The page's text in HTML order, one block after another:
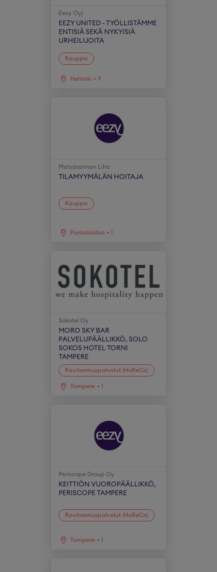
Eezy Oyj
EEZY UNITED - TYÖLLISTÄMME
ENTISIÄ SEKÄ NYKYISIÄ
URHEILIJOITA
Kauppa
Helsinki + 9
Metsärannan Liha
TILAMYYMÄLÄN HOITAJA
Kauppa
Punkalaidun + 1
Sokotel Oy
MORO SKY BAR
PALVELUPÄÄLLIKKÖ, SOLO
SOKOS HOTEL TORNI
TAMPERE
Ravitsemuspalvelut (HoReCa)
Tampere + 1
Periscope Group Oy
KEITTIÖN VUOROPÄÄLLIKKÖ,
PERISCOPE TAMPERE
Ravitsemuspalvelut (HoReCa)
Tampere + 1